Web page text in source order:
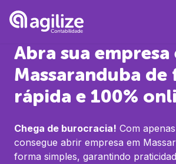
Abra sua empresa
Massaranduba de
rápida e 100%
Chega de burocracia! Com apenas
consegue abrir empresa em
forma simples, garantindo